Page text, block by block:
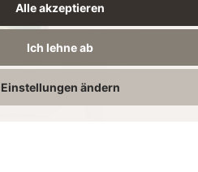
Alle akzeptieren
Ich lehne ab
Einstellungen ändern